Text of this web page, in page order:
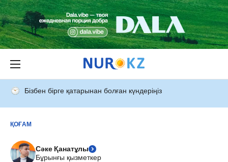
Бізбен бірге қатарынан болған күндеріңіз
ҚОҒАМ
Сәке Қанатұлы
Бұрынғы қызметкер